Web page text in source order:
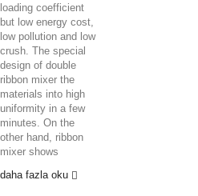
loading coefficient
but low energy cost,
low pollution and low
crush. The special
design of double
ribbon mixer the
materials into high
uniformity in a few
minutes. On the
other hand, ribbon
mixer shows
daha fazla oku